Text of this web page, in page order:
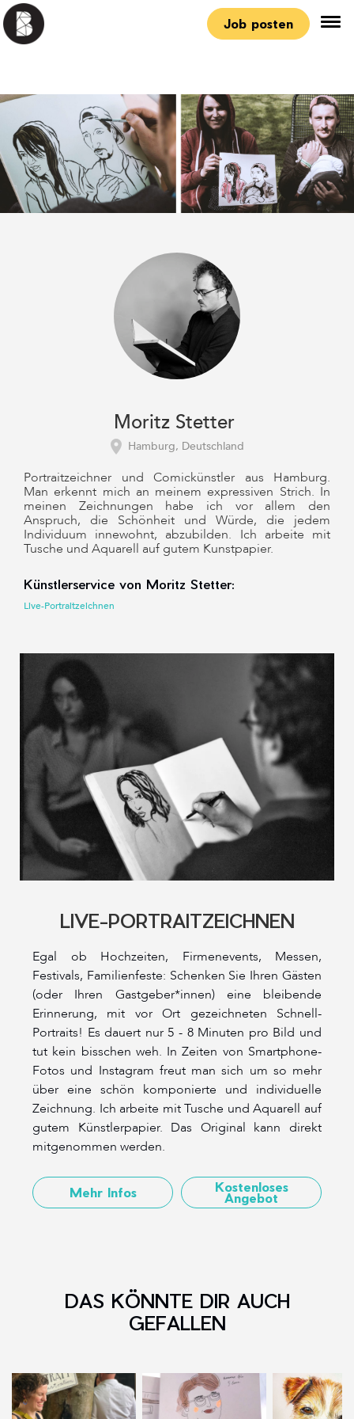
Job posten
Moritz Stetter
Hamburg, Deutschland
Portraitzeichner und Comickünstler aus Hamburg.
Man erkennt mich an meinem expressiven Strich. In
meinen Zeichnungen habe ich vor allem den
Anspruch, die Schönheit und Würde, die jedem
Individuum innewohnt, abzubilden. Ich arbeite mit
Tusche und Aquarell auf gutem Kunstpapier.
Künstlerservice von Moritz Stetter:
Live-Portraitzeichnen
LIVE-PORTRAITZEICHNEN
Egal ob Hochzeiten, Firmenevents, Messen,
Festivals, Familienfeste: Schenken Sie Ihren Gästen
(oder Ihren Gastgeber*innen) eine bleibende
Erinnerung, mit vor Ort gezeichneten Schnell-
Portraits! Es dauert nur 5 - 8 Minuten pro Bild und
tut kein bisschen weh. In Zeiten von Smartphone-
Fotos und Instagram freut man sich um so mehr
über eine schön komponierte und individuelle
Zeichnung. Ich arbeite mit Tusche und Aquarell auf
gutem Künstlerpapier. Das Original kann direkt
mitgenommen werden.
Mehr Infos Kostenloses
Angebot
DAS KÖNNTE DIR AUCH
GEFALLEN